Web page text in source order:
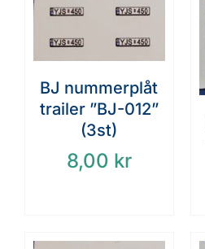
BJ nummerplåt
trailer ”BJ-012”
(3st)
8,00 kr